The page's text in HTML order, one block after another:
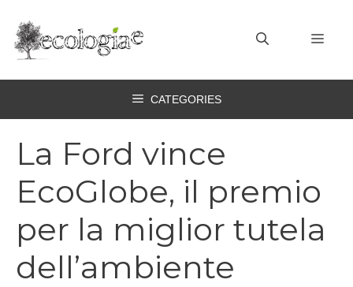
contenuto
CATEGORIES
La Ford vince
EcoGlobe, il premio
per la miglior tutela
dell’ambiente